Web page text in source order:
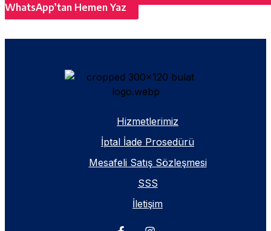
WhatsApp’tan Hemen Yaz
Hizmetlerimiz
İptal İade Prosedürü
Mesafeli Satış Sözleşmesi
SSS
İletişim